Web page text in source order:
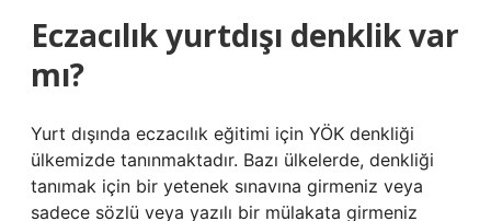
Eczacılık yurtdışı denklik var
mı?
Yurt dışında eczacılık eğitimi için YÖK denkliği
ülkemizde tanınmaktadır. Bazı ülkelerde, denkliği
tanımak için bir yetenek sınavına girmeniz veya
sadece sözlü veya yazılı bir mülakata girmeniz